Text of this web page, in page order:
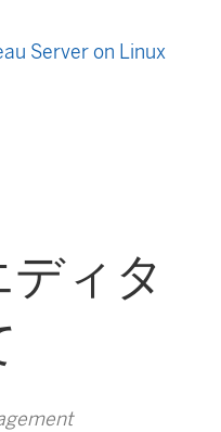
Server on Linux
ィタ